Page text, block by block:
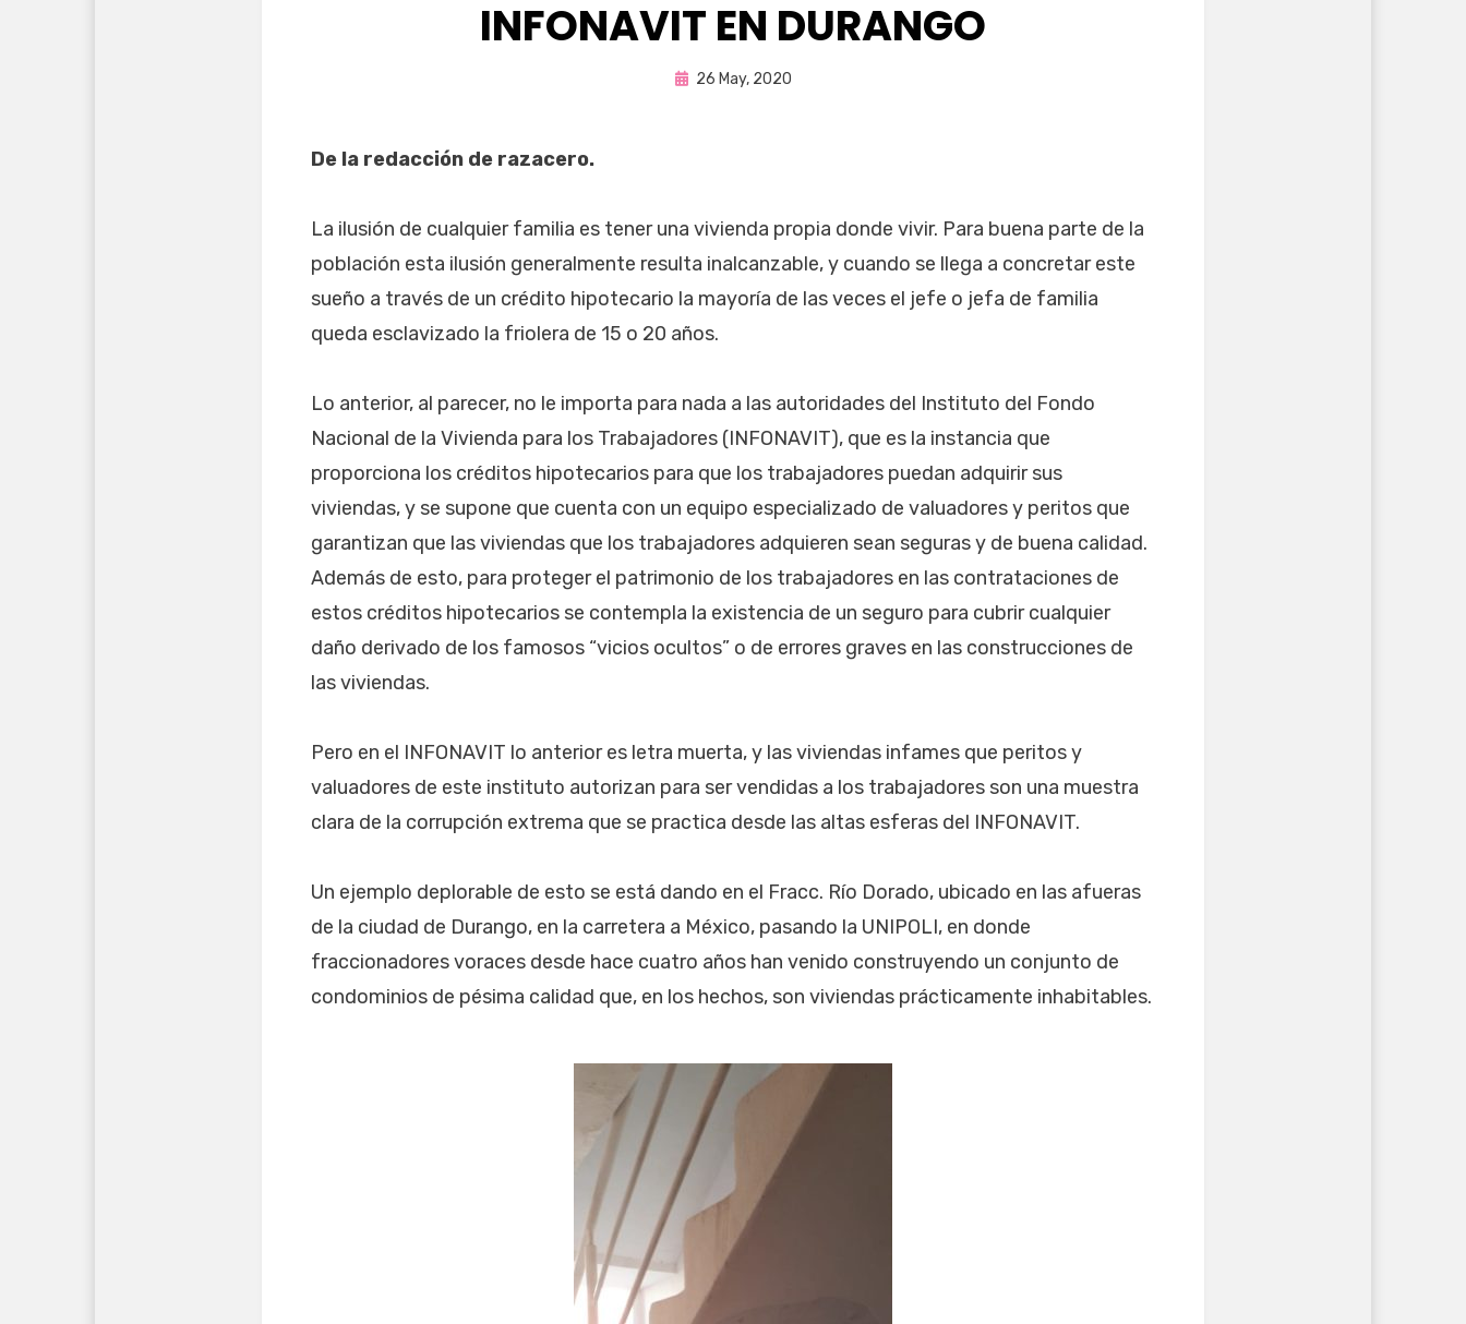
INFONAVIT EN DURANGO
porEnrique
Publicada
26 May, 2020
De la redacción de razacero.
La ilusión de cualquier familia es tener una vivienda propia donde vivir. Para buena parte de la
población esta ilusión generalmente resulta inalcanzable, y cuando se llega a concretar este
sueño a través de un crédito hipotecario la mayoría de las veces el jefe o jefa de familia
queda esclavizado la friolera de 15 o 20 años.
Lo anterior, al parecer, no le importa para nada a las autoridades del Instituto del Fondo
Nacional de la Vivienda para los Trabajadores (INFONAVIT), que es la instancia que
proporciona los créditos hipotecarios para que los trabajadores puedan adquirir sus
viviendas, y se supone que cuenta con un equipo especializado de valuadores y peritos que
garantizan que las viviendas que los trabajadores adquieren sean seguras y de buena calidad.
Además de esto, para proteger el patrimonio de los trabajadores en las contrataciones de
estos créditos hipotecarios se contempla la existencia de un seguro para cubrir cualquier
daño derivado de los famosos “vicios ocultos” o de errores graves en las construcciones de
las viviendas.
Pero en el INFONAVIT lo anterior es letra muerta, y las viviendas infames que peritos y
valuadores de este instituto autorizan para ser vendidas a los trabajadores son una muestra
clara de la corrupción extrema que se practica desde las altas esferas del INFONAVIT.
Un ejemplo deplorable de esto se está dando en el Fracc. Río Dorado, ubicado en las afueras
de la ciudad de Durango, en la carretera a México, pasando la UNIPOLI, en donde
fraccionadores voraces desde hace cuatro años han venido construyendo un conjunto de
condominios de pésima calidad que, en los hechos, son viviendas prácticamente inhabitables.